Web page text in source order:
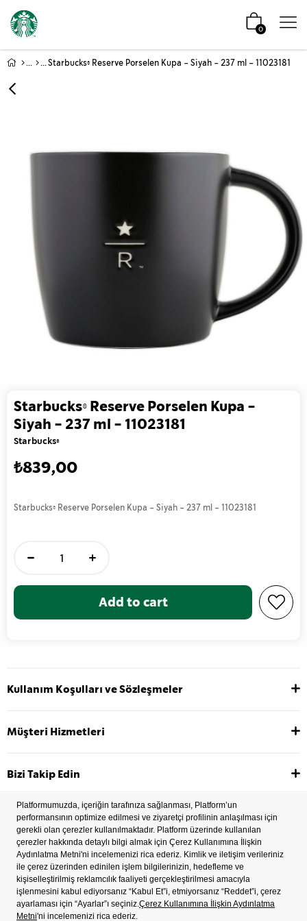
0
Starbucks® Reserve Porselen Kupa - Siyah - 237 ml - 11023181
Starbucks® Reserve Porselen Kupa -
Siyah - 237 ml - 11023181
Starbucks®
₺839,00
Starbucks® Reserve Porselen Kupa - Siyah - 237 ml - 11023181
Kullanım Koşulları ve Sözleşmeler
Müşteri Hizmetleri
Bizi Takip Edin
2022 Copyright © Tüm hakları saklıdır.
İşlem Rehberi
Çerez Tercihleri